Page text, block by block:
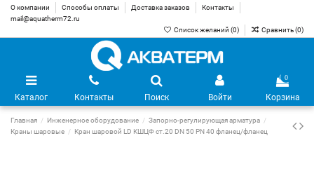
О компании Способы оплаты Доставка заказов
Контакты
mail@aquatherm72.ru
Список желаний (0) Сравнить (0)
Каталог Контакты Поиск Войти
0
Корзина
Главная Инженерное оборудование
Запорно-регулирующая арматура
Краны шаровые
Кран шаровой LD КШЦФ ст.20 DN 50 PN 40 фланец/фланец